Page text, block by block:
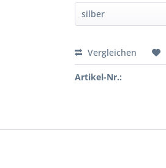
Vergleichen
Artikel-Nr.: